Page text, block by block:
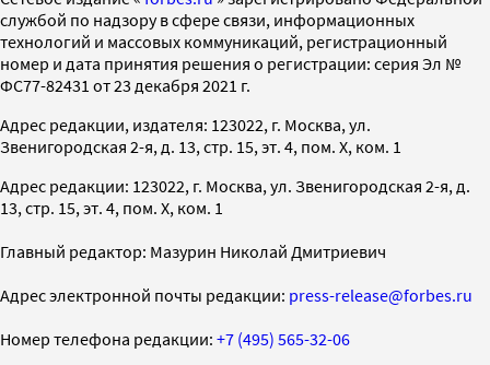
службой по надзору в сфере связи, информационных
технологий и массовых коммуникаций, регистрационный
номер и дата принятия решения о регистрации: серия Эл №
ФС77-82431 от 23 декабря 2021 г.
Адрес редакции, издателя: 123022, г. Москва, ул.
Звенигородская 2-я, д. 13, стр. 15, эт. 4, пом. X, ком. 1
Адрес редакции: 123022, г. Москва, ул. Звенигородская 2-я, д.
13, стр. 15, эт. 4, пом. X, ком. 1
Главный редактор: Мазурин Николай Дмитриевич
Адрес электронной почты редакции: press-release@forbes.ru
Номер телефона редакции: +7 (495) 565-32-06